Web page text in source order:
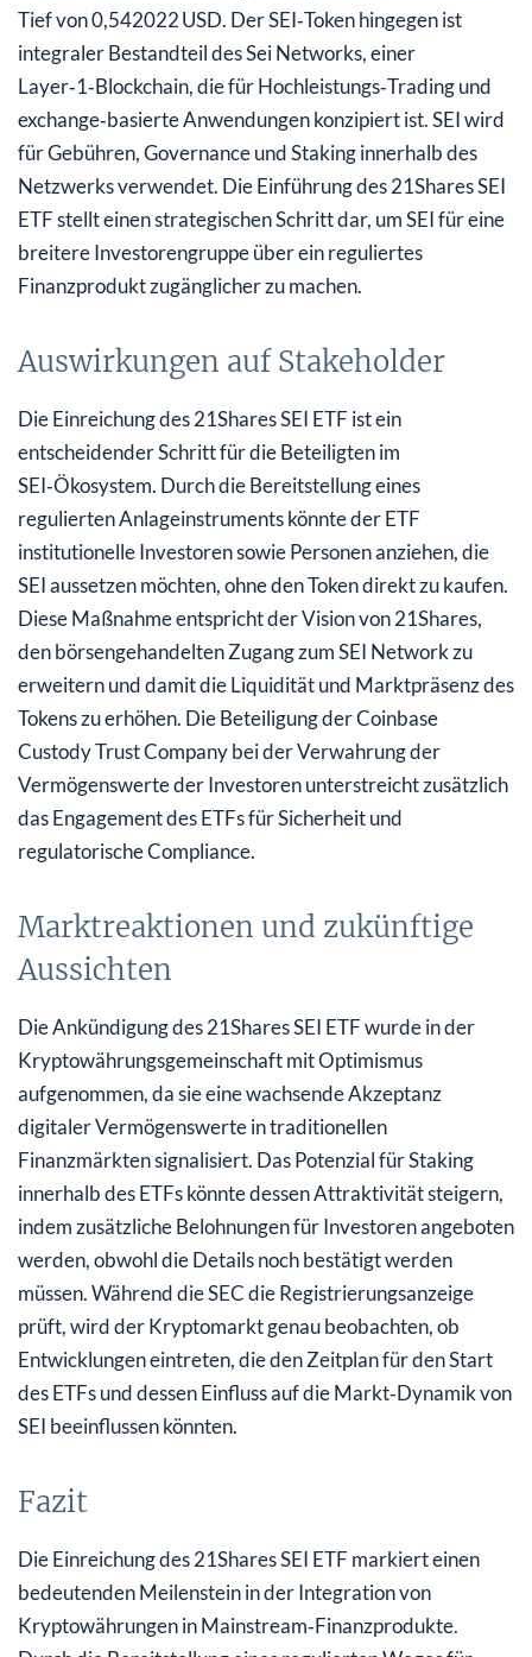
Tief von 0,542022 USD. Der SEI‑Token hingegen ist
integraler Bestandteil des Sei Networks, einer
Layer‑1‑Blockchain, die für Hochleistungs‑Trading und
exchange‑basierte Anwendungen konzipiert ist. SEI wird
für Gebühren, Governance und Staking innerhalb des
Netzwerks verwendet. Die Einführung des 21Shares SEI
ETF stellt einen strategischen Schritt dar, um SEI für eine
breitere Investorengruppe über ein reguliertes
Finanzprodukt zugänglicher zu machen.
Auswirkungen auf Stakeholder
Die Einreichung des 21Shares SEI ETF ist ein
entscheidender Schritt für die Beteiligten im
SEI‑Ökosystem. Durch die Bereitstellung eines
regulierten Anlageinstruments könnte der ETF
institutionelle Investoren sowie Personen anziehen, die
SEI aussetzen möchten, ohne den Token direkt zu kaufen.
Diese Maßnahme entspricht der Vision von 21Shares,
den börsengehandelten Zugang zum SEI Network zu
erweitern und damit die Liquidität und Marktpräsenz des
Tokens zu erhöhen. Die Beteiligung der Coinbase
Custody Trust Company bei der Verwahrung der
Vermögenswerte der Investoren unterstreicht zusätzlich
das Engagement des ETFs für Sicherheit und
regulatorische Compliance.
Marktreaktionen und zukünftige
Aussichten
Die Ankündigung des 21Shares SEI ETF wurde in der
Kryptowährungsgemeinschaft mit Optimismus
aufgenommen, da sie eine wachsende Akzeptanz
digitaler Vermögenswerte in traditionellen
Finanzmärkten signalisiert. Das Potenzial für Staking
innerhalb des ETFs könnte dessen Attraktivität steigern,
indem zusätzliche Belohnungen für Investoren angeboten
werden, obwohl die Details noch bestätigt werden
müssen. Während die SEC die Registrierungsanzeige
prüft, wird der Kryptomarkt genau beobachten, ob
Entwicklungen eintreten, die den Zeitplan für den Start
des ETFs und dessen Einfluss auf die Markt‑Dynamik von
SEI beeinflussen könnten.
Fazit
Die Einreichung des 21Shares SEI ETF markiert einen
bedeutenden Meilenstein in der Integration von
Kryptowährungen in Mainstream‑Finanzprodukte.